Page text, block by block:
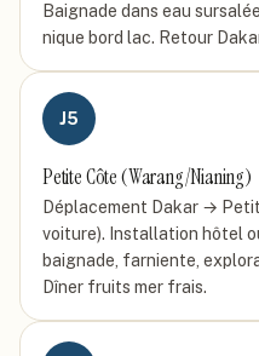
Baignade dans eau
nique bord lac. Retour
J5
Petite Côte (Warang/Nianing)
Déplacement Dakar →
voiture). Installation hôtel
baignade, farniente,
Dîner fruits mer frais.